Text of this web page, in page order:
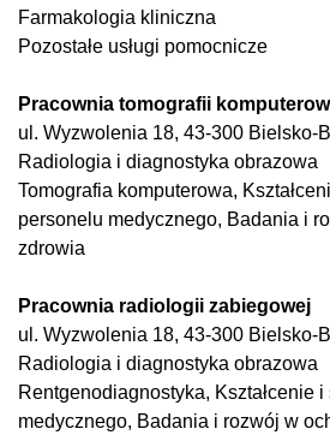
Farmakologia kliniczna
Pozostałe usługi pomocnicze
Pracownia tomografii
ul. Wyzwolenia 18, 43-300 Bielsko-
Radiologia i diagnostyka obrazowa
Tomografia komputerowa,
personelu medycznego, Badania i
zdrowia
Pracownia radiologii zabiegowej
ul. Wyzwolenia 18, 43-300 Bielsko-
Radiologia i diagnostyka obrazowa
Rentgenodiagnostyka, Kształcenie
medycznego, Badania i rozwój w